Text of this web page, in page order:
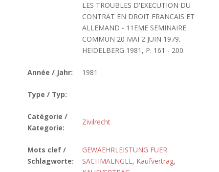
LES TROUBLES D'EXECUTION DU
CONTRAT EN DROIT FRANCAIS ET
ALLEMAND - 11EME SEMINAIRE
COMMUN 20 MAI 2 JUIN 1979.
HEIDELBERG 1981, P. 161 - 200.
Année / Jahr: 1981
Type / Typ:
Catégorie /
Kategorie:
Zivilrecht
Mots clef /
Schlagworte:
GEWAEHRLEISTUNG FUER
SACHMAENGEL, Kaufvertrag,